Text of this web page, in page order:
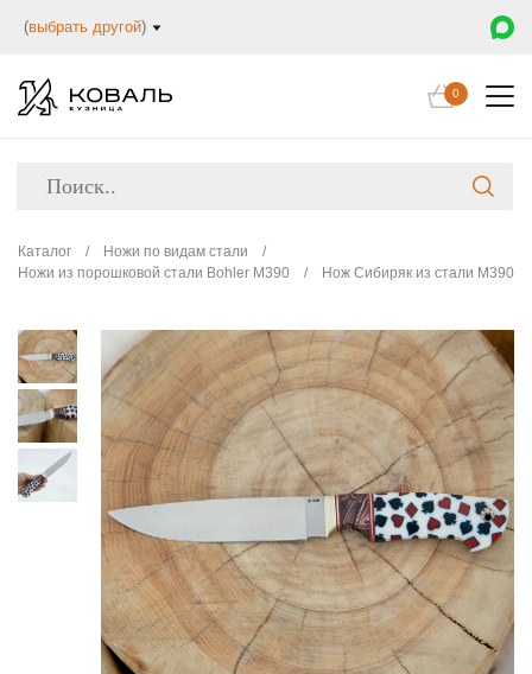
(выбрать другой)
0
Каталог / Ножи по видам стали
/
Ножи из порошковой стали Bohler M390
/ Нож Сибиряк из стали М390